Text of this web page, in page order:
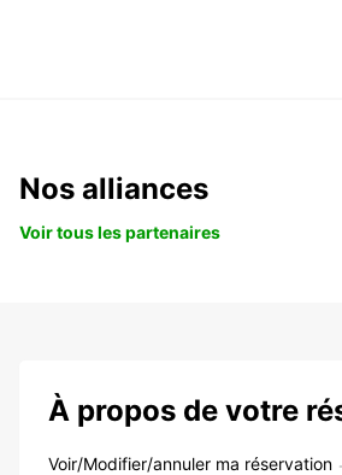
Nos alliances
Voir tous les partenaires
À propos de votre
Voir/Modifier/annuler ma réservation